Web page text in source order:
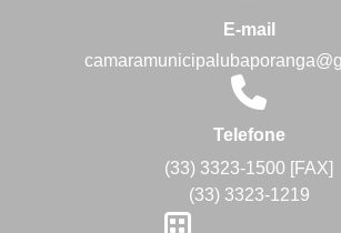
E-mail
Telefone
(33) 3323-1500 [FAX]
(33) 3323-1219